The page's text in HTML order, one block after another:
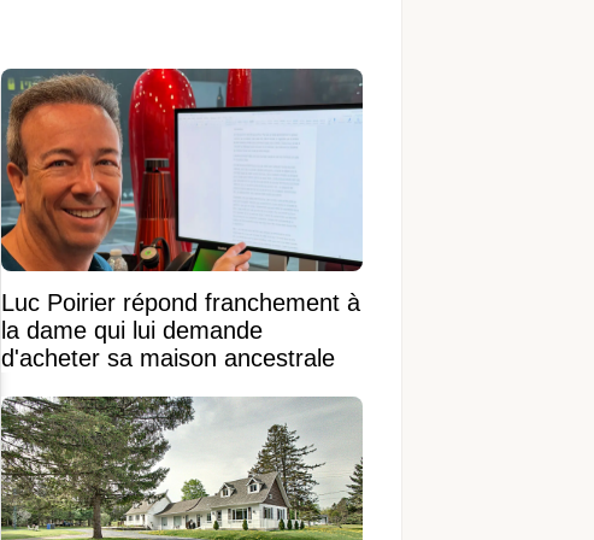
Luc Poirier répond franchement à
la dame qui lui demande
d'acheter sa maison ancestrale